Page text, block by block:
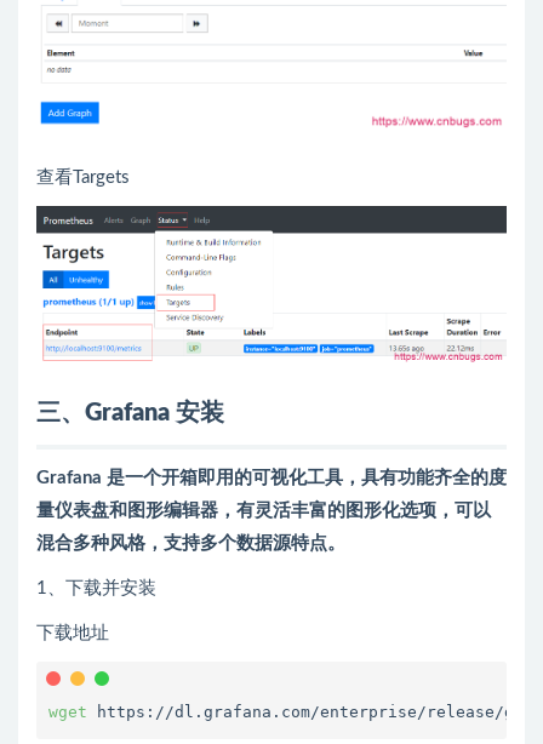
查看Targets
三、 Grafana 安装
Grafana 是一个开箱即用的可视化工具，具有功能齐全的度
量仪表盘和图形编辑器，有灵活丰富的图形化选项，可以
混合多种风格，支持多个数据源特点。
1、下载并安装
下载地址
wget https://dl.grafana.com/enterprise/release/